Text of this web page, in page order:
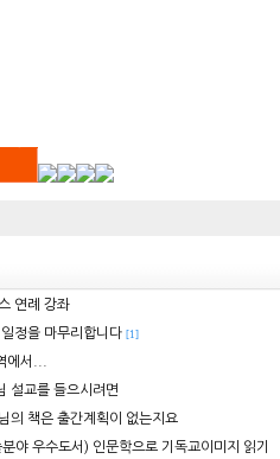
연례 강좌
정을 마무리합니다 [1]
에서...
설교를 들으시려면
의 책은 출간계획이 없는지요
야 우수도서) 인문학으로 기독교이미지 읽기